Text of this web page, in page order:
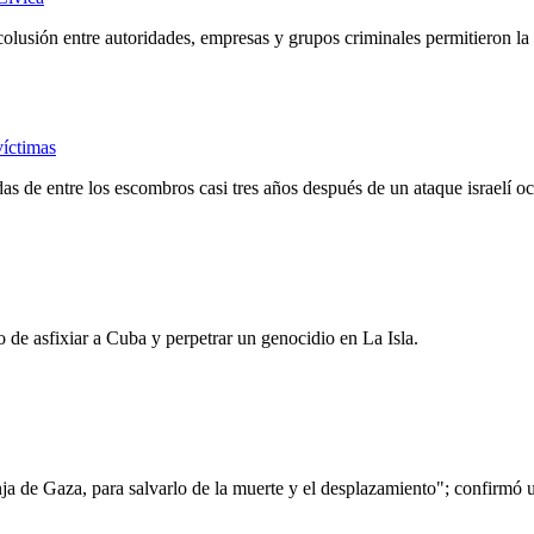
entre autoridades, empresas y grupos criminales permitieron
de entre los escombros casi tres años después de un ataque israelí
asfixiar a Cuba y perpetrar un genocidio en La Isla.
de Gaza, para salvarlo de la muerte y el desplazamiento"; confirmó